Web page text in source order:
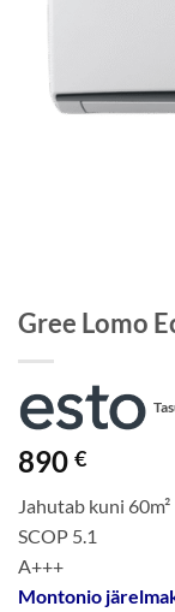
Gree Lomo
890 €
Jahutab kuni 60m²
SCOP 5.1
A+++
Montonio